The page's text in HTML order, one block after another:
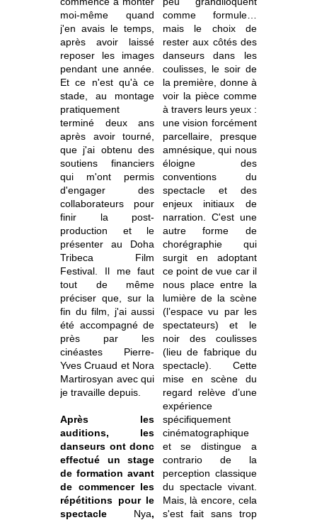
moi-même quand
j'en avais le temps,
après avoir laissé
reposer les images
pendant une année.
Et ce n'est qu'à ce
stade, au montage
pratiquement
terminé deux ans
après avoir tourné,
que j'ai obtenu des
soutiens financiers
qui m'ont permis
d'engager des
collaborateurs pour
finir la post-
production et le
présenter au Doha
Tribeca Film
Festival. Il me faut
tout de même
préciser que, sur la
fin du film, j'ai aussi
été accompagné de
près par les
cinéastes Pierre-
Yves Cruaud et Nora
Martirosyan avec qui
je travaille depuis.
Après les
auditions, les
danseurs ont donc
effectué un stage
de formation avant
de commencer les
répétitions pour le
spectacle Nya,
comme formule…
mais le choix de
rester aux côtés des
danseurs dans les
coulisses, le soir de
la première, donne à
voir la pièce comme
à travers leurs yeux :
une vision forcément
parcellaire, presque
amnésique, qui nous
éloigne des
conventions du
spectacle et des
enjeux initiaux de
narration. C'est une
autre forme de
chorégraphie qui
surgit en adoptant
ce point de vue car il
nous place entre la
lumière de la scène
(l’espace vu par les
spectateurs) et le
noir des coulisses
(lieu de fabrique du
spectacle). Cette
mise en scène du
regard relève d’une
expérience
spécifiquement
cinématographique
et se distingue a
contrario de la
perception classique
du spectacle vivant.
Mais, là encore, cela
s'est fait sans trop